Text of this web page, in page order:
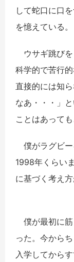
して蛇口に口
を憶えている。
ウサギ跳びを
科学的で苦行
直接的には知
なあ・・・」
ことはあって
僕がラグビー
1998年くらい
に基づく考え
僕が最初に筋
った。今から
入学してから